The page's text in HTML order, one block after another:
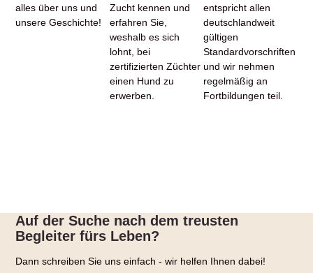
alles über uns und
unsere Geschichte!
Zucht kennen und
erfahren Sie,
weshalb es sich
lohnt, bei
zertifizierten Züchter
einen Hund zu
erwerben.
entspricht allen
deutschlandweit
gültigen
Standardvorschriften
und wir nehmen
regelmäßig an
Fortbildungen teil.
Auf der Suche nach dem treusten
Begleiter fürs Leben?
Dann schreiben Sie uns einfach - wir helfen Ihnen dabei!